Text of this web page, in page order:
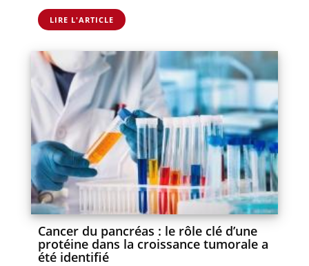
LIRE L'ARTICLE
Cancer du pancréas : le rôle clé d’une
protéine dans la croissance tumorale a
été identifié